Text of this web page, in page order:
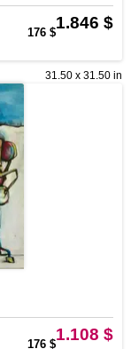
1.846 $
176 $
31.50 x 31.50 in
1.108 $
176 $